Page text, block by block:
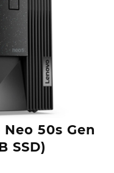
50s Gen
SSD)